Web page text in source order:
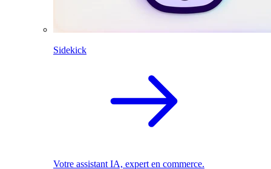
Sidekick
Votre assistant IA, expert en commerce.